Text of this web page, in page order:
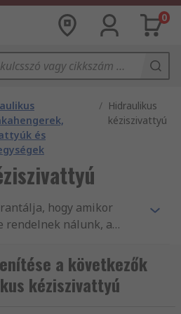
0
és
/ Hidraulikus
kéziszivattyú
hogy amikor
rendelnek nálunk, a
termékeket vásárolják.
minőségére méltán
Hidraulikus
a következők
kéziszivattyú